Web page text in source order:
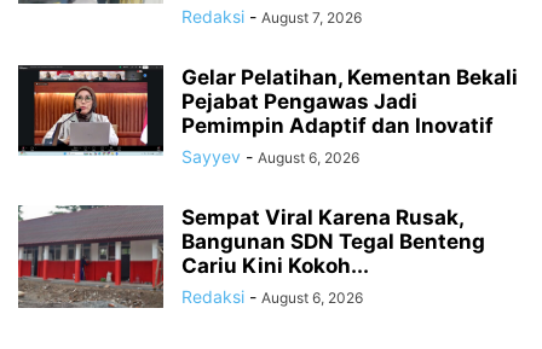
Redaksi - August 7, 2026
Gelar Pelatihan, Kementan Bekali
Pejabat Pengawas Jadi
Pemimpin Adaptif dan Inovatif
Sayyev - August 6, 2026
Sempat Viral Karena Rusak,
Bangunan SDN Tegal Benteng
Cariu Kini Kokoh...
Redaksi - August 6, 2026